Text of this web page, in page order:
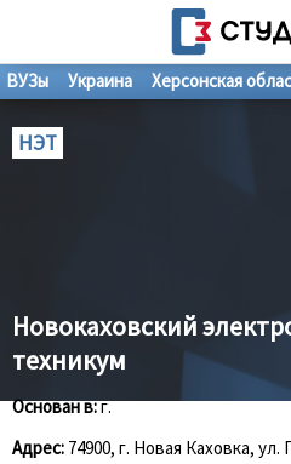
ВУЗы Украина Херсонская
НЭТ
Новокаховский
техникум
Основан в:г.
Адрес: 74900, г. Новая Каховка,